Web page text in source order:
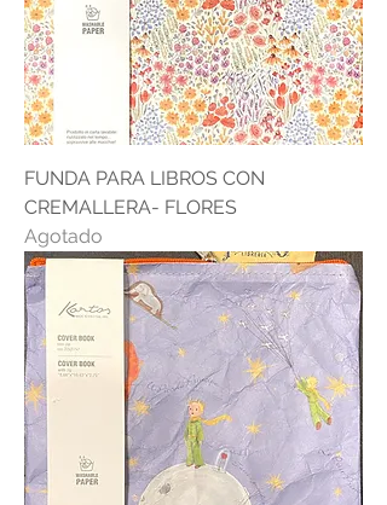
FUNDA PARA LIBROS CON
CREMALLERA- FLORES
Agotado